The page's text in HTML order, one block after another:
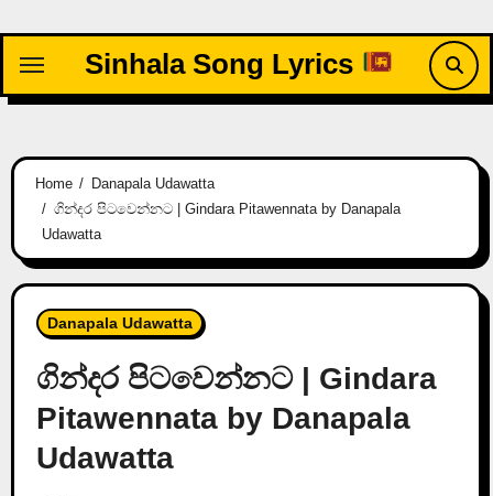
content
Sinhala Song Lyrics
Home
Danapala Udawatta
ගින්දර පිටවෙන්නට | Gindara Pitawennata by Danapala
Udawatta
Danapala Udawatta
ගින්දර පිටවෙන්නට | Gindara
Pitawennata by Danapala
Udawatta